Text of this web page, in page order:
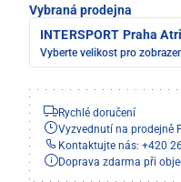
Vybraná prodejna
INTERSPORT Praha
Vyberte velikost pro
Rychlé doručení
Vyzvednutí na prodejně
Kontaktujte nás: +420
Doprava zdarma při